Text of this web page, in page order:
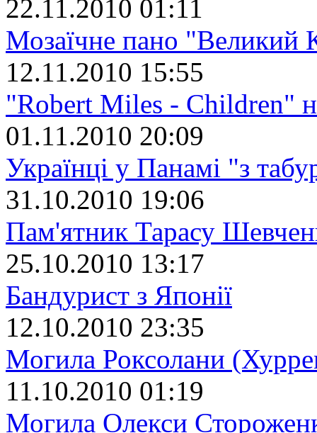
22.11.2010 01:11
Мозаїчне пано "Великий
12.11.2010 15:55
"Robert Miles - Children"
01.11.2010 20:09
Українці у Панамі "з
31.10.2010 19:06
Пам'ятник Тарасу
25.10.2010 13:17
Бандурист з Японії
12.10.2010 23:35
Могила Роксолани
11.10.2010 01:19
Могила Олекси